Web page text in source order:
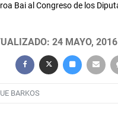
Bai al Congreso de los
24 MAYO,
BARKOS